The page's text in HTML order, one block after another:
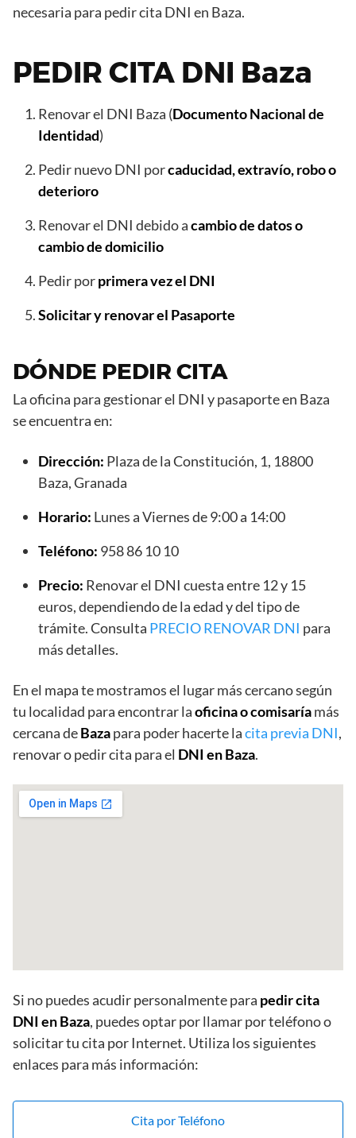
necesaria para pedir cita DNI en Baza.
PEDIR CITA DNI Baza
Renovar el DNI Baza (Documento Nacional de
Identidad)
Pedir nuevo DNI porcaducidad, extravío, robo o
deterioro
Renovar el DNI debido acambio de datos o
cambio de domicilio
Pedir porprimera vez el DNI
Solicitar y renovar el Pasaporte
DÓNDE PEDIR CITA
La oficina para gestionar el DNI y pasaporte en Baza
se encuentra en:
Dirección: Plaza de la Constitución, 1, 18800
Baza, Granada
Horario: Lunes a Viernes de 9:00 a 14:00
Teléfono: 958 86 10 10
Precio: Renovar el DNI cuesta entre 12 y 15
euros, dependiendo de la edad y del tipo de
trámite. Consulta PRECIO RENOVAR DNI para
más detalles.
En el mapa te mostramos el lugar más cercano según
tu localidad para encontrar laoficina o comisaríamás
cercana deBazapara poder hacerte lacita previa DNI,
renovar o pedir cita para el DNI en Baza.
Si no puedes acudir personalmente para pedir cita
DNI en Baza, puedes optar por llamar por teléfono o
solicitar tu cita por Internet. Utiliza los siguientes
enlaces para más información:
Cita por Teléfono